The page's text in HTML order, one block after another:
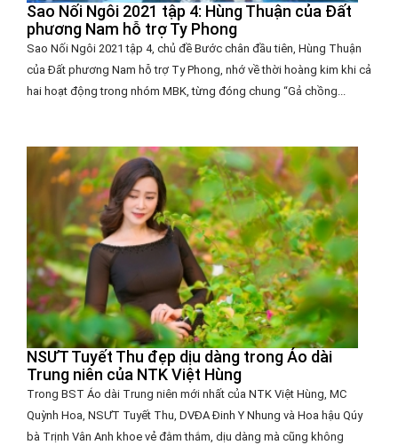
Sao Nối Ngôi 2021 tập 4: Hùng Thuận của Đất
phương Nam hỗ trợ Ty Phong
Sao Nối Ngôi 2021 tập 4, chủ đề Bước chân đầu tiên, Hùng Thuận
của Đất phương Nam hỗ trợ Ty Phong, nhớ về thời hoàng kim khi cả
hai hoạt động trong nhóm MBK, từng đóng chung “Gả chồng...
NSƯT Tuyết Thu đẹp dịu dàng trong Áo dài
Trung niên của NTK Việt Hùng
Trong BST Áo dài Trung niên mới nhất của NTK Việt Hùng, MC
Quỳnh Hoa, NSƯT Tuyết Thu, DVĐA Đinh Y Nhung và Hoa hậu Qúy
bà Trịnh Vân Anh khoe vẻ đằm thắm, dịu dàng mà cũng không